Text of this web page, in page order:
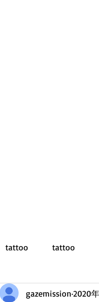
tattoo tattoo
gazemission 2020